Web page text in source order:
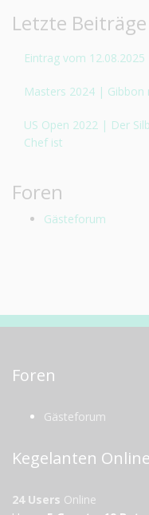
Letzte Beiträge
Eintrag vom 12.08.2025
Masters 2024 | Gibbon
US Open 2022 | Der
Chef ist
Foren
Gästeforum
Foren
Gästeforum
Kegelanten Online
24 Users Online